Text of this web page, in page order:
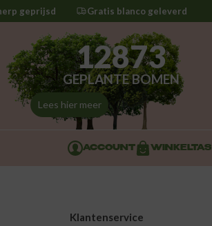
geprijsd Gratis blanco geleverd
12873
GEPLANTE BOMEN
Lees hier meer
ACCOUNT WINKELTAS
Klantenservice